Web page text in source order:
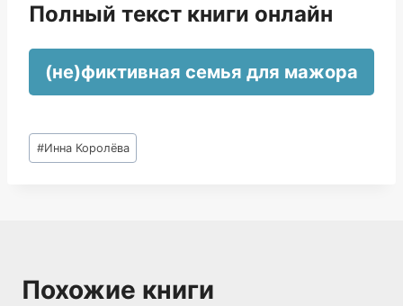
Полный текст книги онлайн
(не)фиктивная семья для мажора
Метки
записи:
#Инна Королёва
Похожие книги